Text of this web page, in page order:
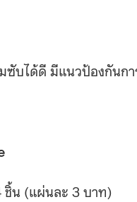
บได้ดี มีแนวป้องกันก
ชิ้น (แผ่นละ 3 บาท)